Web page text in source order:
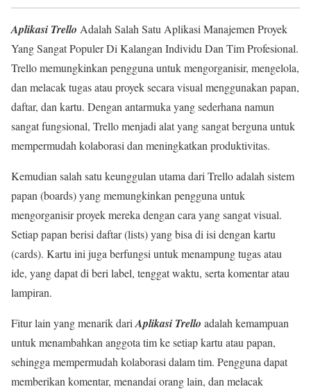
Aplikasi Trello Adalah Salah Satu Aplikasi Manajemen Proyek
Yang Sangat Populer Di Kalangan Individu Dan Tim Profesional.
Trello memungkinkan pengguna untuk mengorganisir, mengelola,
dan melacak tugas atau proyek secara visual menggunakan papan,
daftar, dan kartu. Dengan antarmuka yang sederhana namun
sangat fungsional, Trello menjadi alat yang sangat berguna untuk
mempermudah kolaborasi dan meningkatkan produktivitas.
Kemudian salah satu keunggulan utama dari Trello adalah sistem
papan (boards) yang memungkinkan pengguna untuk
mengorganisir proyek mereka dengan cara yang sangat visual.
Setiap papan berisi daftar (lists) yang bisa di isi dengan kartu
(cards). Kartu ini juga berfungsi untuk menampung tugas atau
ide, yang dapat di beri label, tenggat waktu, serta komentar atau
lampiran.
Fitur lain yang menarik dari Aplikasi Trello adalah kemampuan
untuk menambahkan anggota tim ke setiap kartu atau papan,
sehingga mempermudah kolaborasi dalam tim. Pengguna dapat
memberikan komentar, menandai orang lain, dan melacak